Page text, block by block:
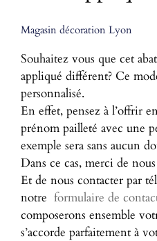
Magasin décoration Lyon
Souhaitez vous que cet
appliqué différent? Ce
personnalisé.
En effet, pensez à l’offrir
prénom pailleté avec une
exemple sera sans aucun
Dans ce cas, merci de
Et de nous contacter par
notre formulaire de
composerons ensemble
s’accorde parfaitement à